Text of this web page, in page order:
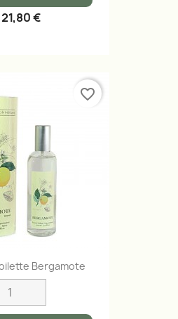
21,80 €
Bergamote
favorite_border